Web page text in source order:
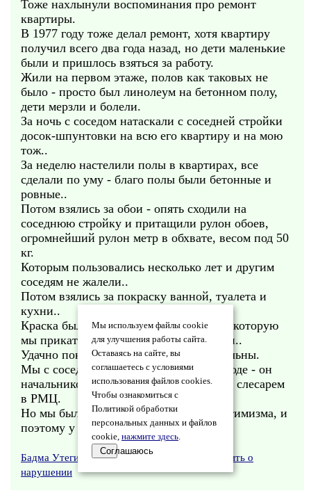
Тоже нахлынули воспоминания про ремонт
квартиры.
В 1977 году тоже делал ремонт, хотя квартиру
получил всего два года назад, но дети маленькие
были и пришлось взяться за работу.
Жили на первом этаже, полов как таковых не
было - просто был линолеум на бетонном полу,
дети мерзли и болели.
За ночь с соседом натаскали с соседней стройки
досок-шпунтовки на всю его квартиру и на мою
тож..
За неделю настелили полы в квартирах, все
сделали по уму - благо полы были бетонные и
ровные..
Потом взялись за обои - опять сходили на
соседнюю стройку и притащили рулон обоев,
огромнейший рулон метр в обхвате, весом под 50
кг.
Которым пользовались несколько лет и другим
соседям не жалели..
Потом взялись за покраску ванной, туалета и
кухни..
Краска была только салатовая в бочке, которую
мы прикатили тоже с соседней стройки..
Удачно покрасили все и остались довольны.
Мы с соседом работали тогда на газзаводе - он
начальником станции, а я был простым слесарем
в РМЦ.
Но мы были молоды и полны сил и оптимизма, и
поэтому у нас всегда получалось.. )
Бадма Утегилов09.03.2023 06:18
Заявить о
нарушении
Мы используем файлы cookie
для улучшения работы сайта.
Оставаясь на сайте, вы
соглашаетесь с условиями
использования файлов cookies.
Чтобы ознакомиться с
Политикой обработки
персональных данных и файлов
cookie, нажмите здесь.
Соглашаюсь